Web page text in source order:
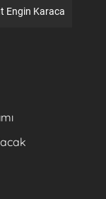
Engin Karaca